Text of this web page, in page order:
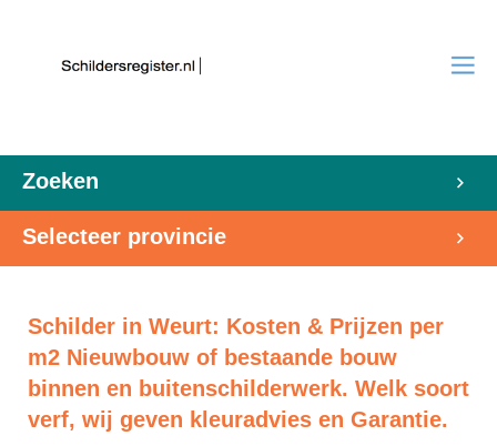
Zoeken
Selecteer provincie
Schilder in Weurt: Kosten & Prijzen per
m2 Nieuwbouw of bestaande bouw
binnen en buitenschilderwerk. Welk soort
verf, wij geven kleuradvies en Garantie.